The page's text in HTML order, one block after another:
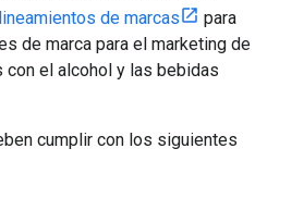
lineamientos de marcas
para
de marca para el marketing de
con el alcohol y las bebidas
cumplir con los siguientes